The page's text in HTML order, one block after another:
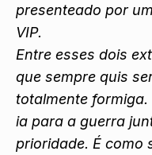
presenteado por
VIP.
Entre esses dois
que sempre quis
totalmente
ia para a guerra
prioridade. É como